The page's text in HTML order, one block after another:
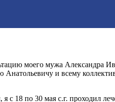
моего мужа Александра
и всему
18 по 30 мая с.г. проходил